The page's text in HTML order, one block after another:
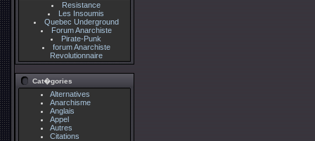
Resistance
Les Insoumis
Quebec Underground
Forum Anarchiste
Pirate-Punk
forum Anarchiste
Revolutionnaire
Cat�gories
Alternatives
Anarchisme
Anglais
Appel
Autres
Citations